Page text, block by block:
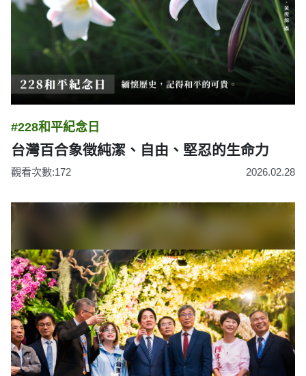
#228和平紀念日
台灣百合象徵純潔、自由、堅忍的生命力
觀看次數:172 2026.02.28